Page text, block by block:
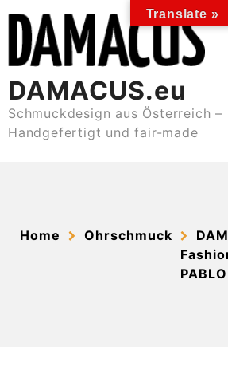
content
DAMACUS.eu
Schmuckdesign aus Österreich –
Handgefertigt und fair-made
Home Ohrschmuck
PABLO
Translate »